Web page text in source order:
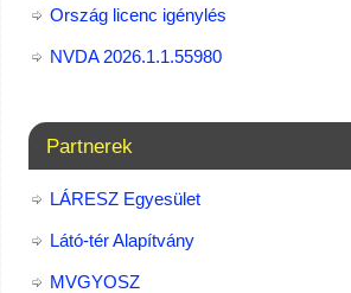
Ország licenc igénylés
NVDA 2026.1.1.55980
Partnerek
LÁRESZ Egyesület
Látó-tér Alapítvány
MVGYOSZ